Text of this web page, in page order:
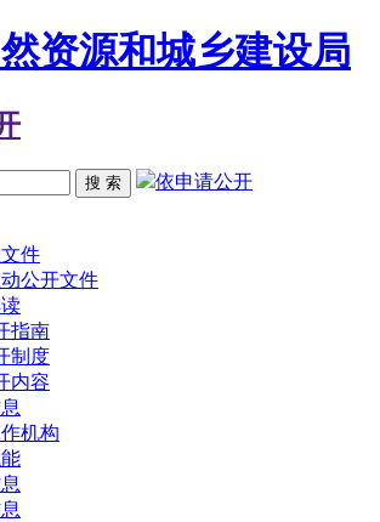
资源和城乡建设局
搜 索 依申请公开
件
公开文件
指南
制度
内容
机构